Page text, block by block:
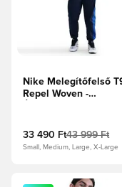
Nike Melegítőfelső
Repel Woven -
33 490 Ft43 999 Ft
Small, Medium, Large, X-Large